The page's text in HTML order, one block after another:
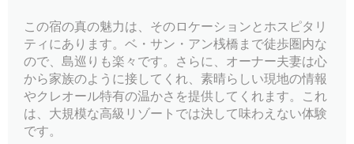
この宿の真の魅力は、そのロケーションとホスピタリ
ティにあります。ベ・サン・アン桟橋まで徒歩圏内な
ので、島巡りも楽々です。さらに、オーナー夫妻は心
から家族のように接してくれ、素晴らしい現地の情報
やクレオール特有の温かさを提供してくれます。これ
は、大規模な高級リゾートでは決して味わえない体験
です。